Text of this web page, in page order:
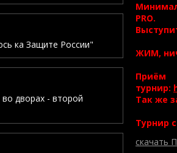
ка Защите России"
дворах - второй
PRO.
ЖИМ,
турнир:
Так же
Турнир
скачать